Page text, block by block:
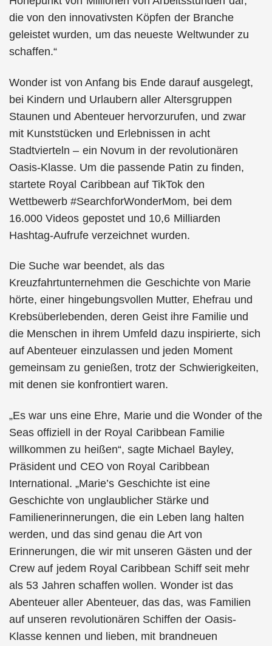
die von den innovativsten Köpfen der Branche
geleistet wurden, um das neueste Weltwunder zu
schaffen.“
Wonder ist von Anfang bis Ende darauf ausgelegt,
bei Kindern und Urlaubern aller Altersgruppen
Staunen und Abenteuer hervorzurufen, und zwar
mit Kunststücken und Erlebnissen in acht
Stadtvierteln – ein Novum in der revolutionären
Oasis-Klasse. Um die passende Patin zu finden,
startete Royal Caribbean auf TikTok den
Wettbewerb #SearchforWonderMom, bei dem
16.000 Videos gepostet und 10,6 Milliarden
Hashtag-Aufrufe verzeichnet wurden.
Die Suche war beendet, als das
Kreuzfahrtunternehmen die Geschichte von Marie
hörte, einer hingebungsvollen Mutter, Ehefrau und
Krebsüberlebenden, deren Geist ihre Familie und
die Menschen in ihrem Umfeld dazu inspirierte, sich
auf Abenteuer einzulassen und jeden Moment
gemeinsam zu genießen, trotz der Schwierigkeiten,
mit denen sie konfrontiert waren.
„Es war uns eine Ehre, Marie und die Wonder of the
Seas offiziell in der Royal Caribbean Familie
willkommen zu heißen“, sagte Michael Bayley,
Präsident und CEO von Royal Caribbean
International. „Marie’s Geschichte ist eine
Geschichte von unglaublicher Stärke und
Familienerinnerungen, die ein Leben lang halten
werden, und das sind genau die Art von
Erinnerungen, die wir mit unseren Gästen und der
Crew auf jedem Royal Caribbean Schiff seit mehr
als 53 Jahren schaffen wollen. Wonder ist das
Abenteuer aller Abenteuer, das das, was Familien
auf unseren revolutionären Schiffen der Oasis-
Klasse kennen und lieben, mit brandneuen